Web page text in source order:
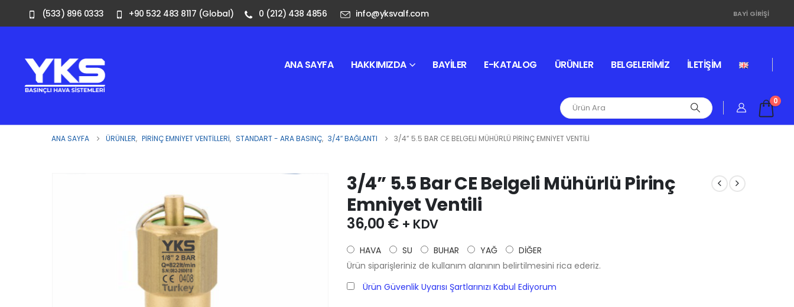
(533) 896 0333 +90 532 483 8117 (Global) 0 (212) 438 4856 info@yksvalf.com BAYI GIRIŞI
ANA SAYFA HAKKIMIZDA BAYILER E-KATALOG ÜRÜNLER BELGELERIMIZ İLETIŞIM
0
ANA SAYFA ÜRÜNLER, PIRINÇ EMNIYET VENTILLERI, STANDART - ARA BASINÇ, 3/4″ BAĞLANTI 3/4” 5.5 BAR CE BELGELI MÜHÜRLÜ PIRINÇ EMNIYET VENTILI
3/4” 5.5 Bar CE Belgeli Mühürlü Pirinç
Emniyet Ventili
36,00 € + KDV
HAVA SU BUHAR YAĞ
DİĞER
Ürün siparişleriniz de kullanım alanının belirtilmesini rica ederiz.
Ürün Güvenlik Uyarısı Şartlarınızı Kabul Ediyorum